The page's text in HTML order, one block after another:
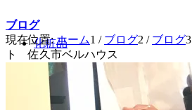
化粧品
ブログ
現在位置:ホーム1 / ブログ2 / ブログ3
ト 佐久市ベルハウス